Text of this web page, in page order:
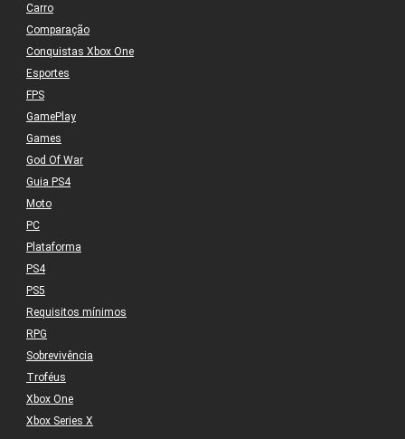
Carro
Comparação
Conquistas Xbox One
Esportes
FPS
GamePlay
Games
God Of War
Guia PS4
Moto
PC
Plataforma
PS4
PS5
Requisitos mínimos
RPG
Sobrevivência
Troféus
Xbox One
Xbox Series X